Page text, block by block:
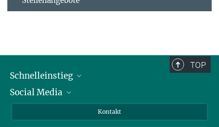
TOP
Schnelleinstieg
Alumni
Social Media
Kontakt